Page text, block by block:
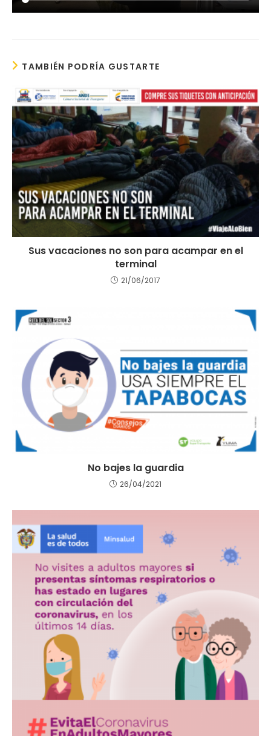
TAMBIÉN PODRÍA GUSTARTE
Sus vacaciones no son para acampar en el
terminal
21/06/2017
No bajes la guardia
26/04/2021